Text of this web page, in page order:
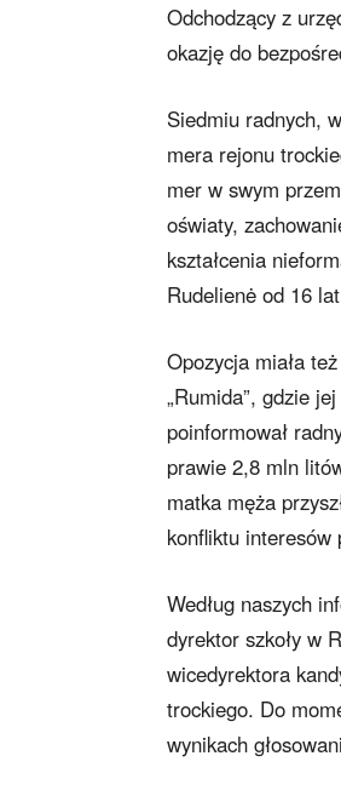
Odchodzący z
okazję do
Siedmiu radnych,
mera rejonu
mer w swym
oświaty,
kształcenia
Rudelienė od 16
Opozycja miała
„Rumida”, gdzie
poinformował
prawie 2,8 mln
matka męża
konfliktu interesów
Według naszych
dyrektor szkoły w
wicedyrektora
trockiego. Do
wynikach